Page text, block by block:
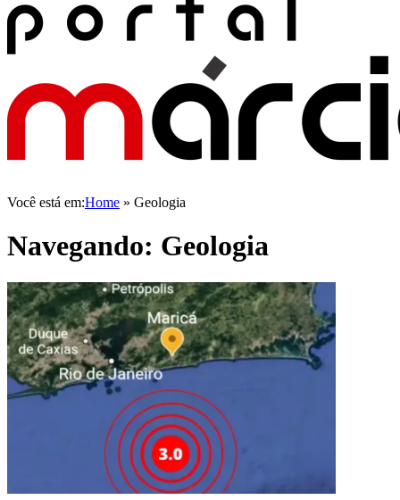
Você está em:Home » Geologia
Navegando: Geologia